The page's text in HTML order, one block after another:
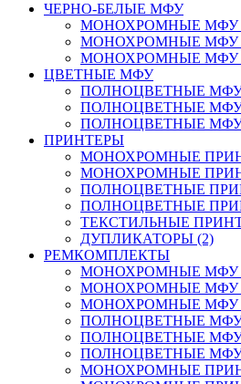
ЧЕРНО-БЕЛЫЕ МФУ
МОНОХРОМНЫЕ МФУ
МОНОХРОМНЫЕ МФУ
МОНОХРОМНЫЕ МФУ
ЦВЕТНЫЕ МФУ
ПОЛНОЦВЕТНЫЕ МФУ
ПОЛНОЦВЕТНЫЕ МФУ
ПОЛНОЦВЕТНЫЕ МФУ
ПРИНТЕРЫ
МОНОХРОМНЫЕ
МОНОХРОМНЫЕ
ПОЛНОЦВЕТНЫЕ
ПОЛНОЦВЕТНЫЕ
ТЕКСТИЛЬНЫЕ
ДУПЛИКАТОРЫ (2)
РЕМКОМПЛЕКТЫ
МОНОХРОМНЫЕ МФУ
МОНОХРОМНЫЕ МФУ
МОНОХРОМНЫЕ МФУ
ПОЛНОЦВЕТНЫЕ МФУ
ПОЛНОЦВЕТНЫЕ МФУ
ПОЛНОЦВЕТНЫЕ МФУ
МОНОХРОМНЫЕ